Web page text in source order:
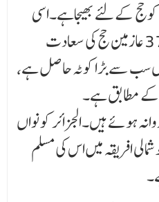
عازمین کوحج کے لئے بھیجاہے۔اسی
طرح ترکی ہے جہاں 37,770 عازمین حج کی سعادت
سب سے بڑا کوٹہ حاصل ہے،
کے مطابق ہے۔
عازمین روانہ ہوئے ہیں۔الجزائر کو نواں
افریقہ میں اس کی مسلم